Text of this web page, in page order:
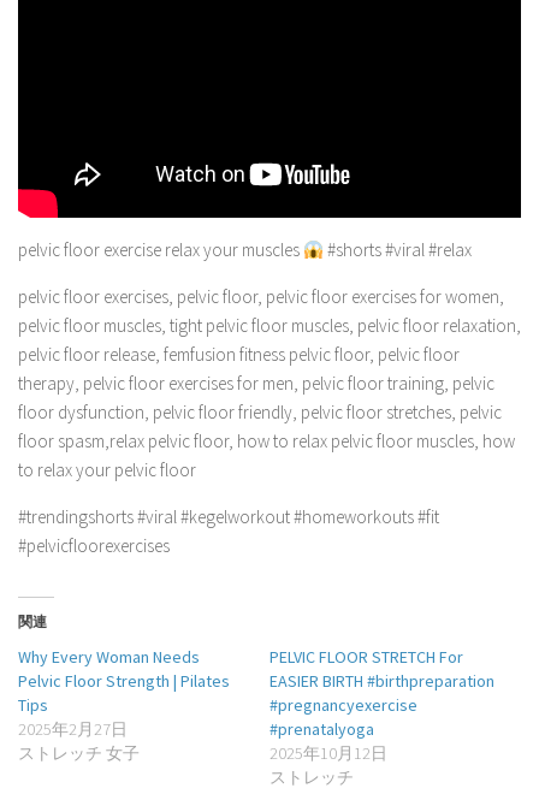
pelvic floor exercise relax your muscles #shorts #viral #relax
pelvic floor exercises, pelvic floor, pelvic floor exercises for women,
pelvic floor muscles, tight pelvic floor muscles, pelvic floor relaxation,
pelvic floor release, femfusion fitness pelvic floor, pelvic floor
therapy, pelvic floor exercises for men, pelvic floor training, pelvic
floor dysfunction, pelvic floor friendly, pelvic floor stretches, pelvic
floor spasm,relax pelvic floor, how to relax pelvic floor muscles, how
to relax your pelvic floor
#trendingshorts #viral #kegelworkout #homeworkouts #fit
#pelvicfloorexercises
関連
Why Every Woman Needs
Pelvic Floor Strength | Pilates
Tips
2025年2月27日
ストレッチ 女子
PELVIC FLOOR STRETCH For
EASIER BIRTH #birthpreparation
#pregnancyexercise
#prenatalyoga
2025年10月12日
ストレッチ